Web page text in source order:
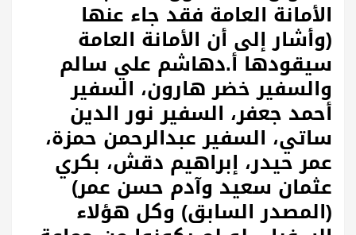
الأمانة العامة فقد جاء عنها
(وأشار إلى أن الأمانة العامة
سيقودها أ.دهاشم علي سالم
والسفير خضر هارون، السفير
أحمد جعفر، السفير نور الدين
ساتي، السفير عبدالرحمن حمزة،
عمر حيدر، إبراهيم دقش، بكري
عثمان سعيد وآدم حسن عمر)
(المصدر السابق) وكل هؤلاء